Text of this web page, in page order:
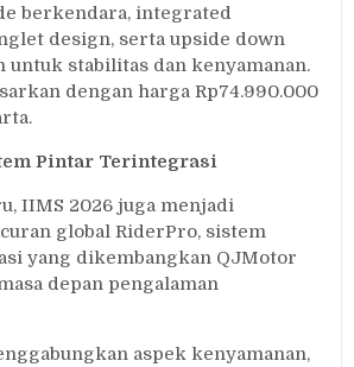
berkendara, integrated
design, serta upside down
untuk stabilitas dan kenyamanan.
dengan harga Rp74.990.000
Pintar Terintegrasi
IIMS 2026 juga menjadi
global RiderPro, sistem
yang dikembangkan QJMotor
depan pengalaman
aspek kenyamanan,